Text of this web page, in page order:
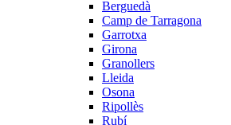
Berguedà
Camp de Tarragona
Garrotxa
Girona
Granollers
Lleida
Osona
Ripollès
Rubí